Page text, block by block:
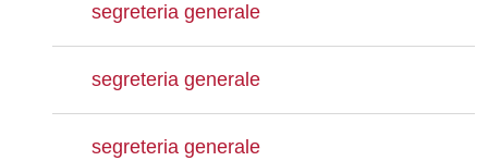
segreteria generale
segreteria generale
segreteria generale